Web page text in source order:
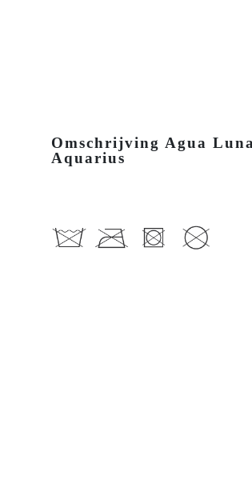
Omschrijving Agua
Aquarius